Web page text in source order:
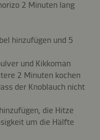
2 Minuten lang
hinzufügen und 5
und Kikkoman
2 Minuten kochen
der Knoblauch nicht
die Hitze
um die Hälfte